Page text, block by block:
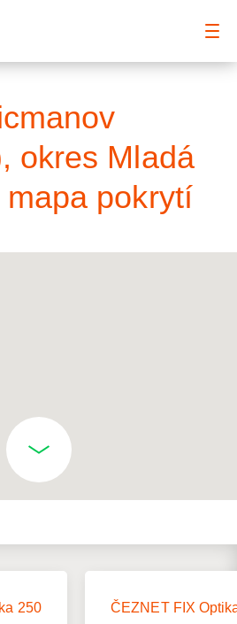
okres Mladá
pokrytí
250
ČEZNET FIX